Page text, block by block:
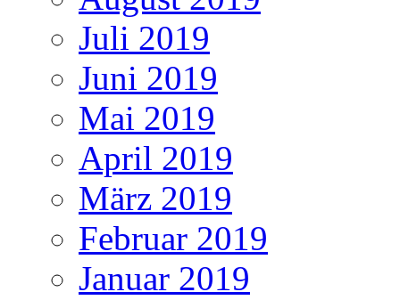
Juli 2019
Juni 2019
Mai 2019
April 2019
März 2019
Februar 2019
Januar 2019